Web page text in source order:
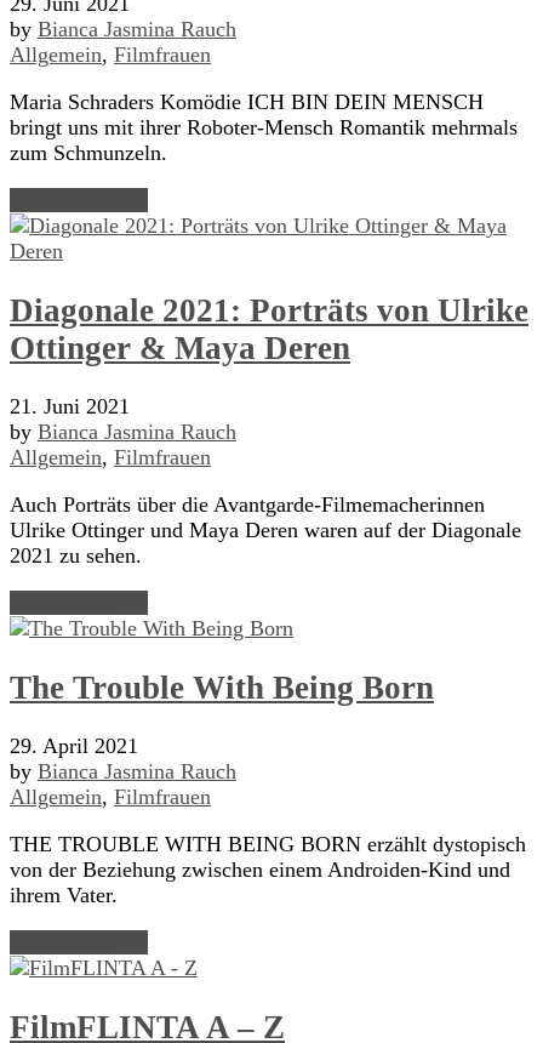
by Bianca Jasmina Rauch
Allgemein, Filmfrauen
Maria Schraders Komödie ICH BIN DEIN MENSCH
bringt uns mit ihrer Roboter-Mensch Romantik mehrmals
zum Schmunzeln.
Diagonale 2021: Porträts von Ulrike
Ottinger & Maya Deren
21. Juni 2021
by Bianca Jasmina Rauch
Allgemein, Filmfrauen
Auch Porträts über die Avantgarde-Filmemacherinnen
Ulrike Ottinger und Maya Deren waren auf der Diagonale
2021 zu sehen.
The Trouble With Being Born
29. April 2021
by Bianca Jasmina Rauch
Allgemein, Filmfrauen
THE TROUBLE WITH BEING BORN erzählt dystopisch
von der Beziehung zwischen einem Androiden-Kind und
ihrem Vater.
FilmFLINTA A – Z